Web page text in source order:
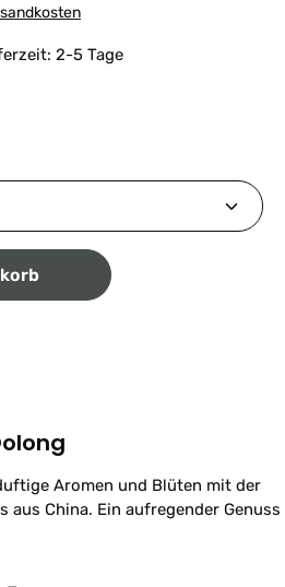
2-5 Tage
gewünschten Wert ein
Aromen und Blüten mit der
aus China. Ein aufregender Genuss